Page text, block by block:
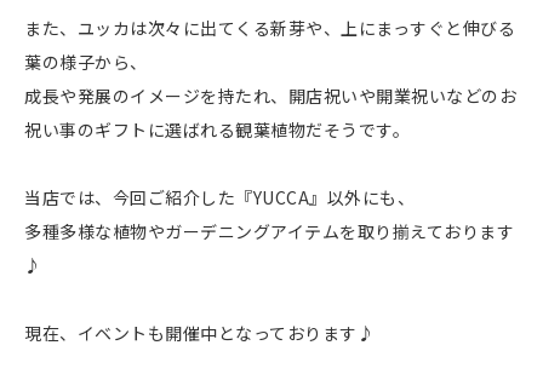
また、ユッカは次々に出てくる新芽や、上にまっすぐと伸びる
葉の様子から、
成長や発展のイメージを持たれ、開店祝いや開業祝いなどのお
祝い事のギフトに選ばれる観葉植物だそうです。
当店では、今回ご紹介した『YUCCA』以外にも、
多種多様な植物やガーデニングアイテムを取り揃えております
♪
現在、イベントも開催中となっております♪